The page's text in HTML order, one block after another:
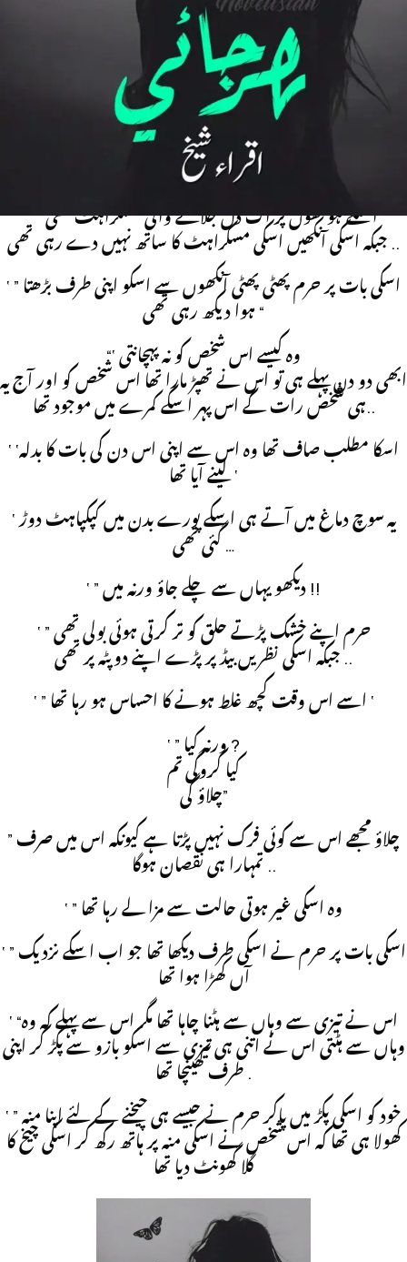
بریک لگا تھا ..
‘ ” اسکے ہونٹھوں پر اک دل جلانے والی مسکراہٹ تھی
جبکہ اسکی آنکھیں اسکی مسکراہٹ کا ساتھ نہیں دے رہی تھی ..
‘ ” اسکی بات پر حرم پھٹی پھٹی آنکھوں سے اسکو اپنی طرف بڑھتا
ہوا دیکھ رہی تھی “
“‘ وہ کیسے اس شخص کو نہ پہچانتی
ابھی دو دن پہلے ہی تو اس نے تھپڑ مارا تھا اس شخص کو اور آج یہ
ہی شخص رات کے اس پہر اسکے کمرے میں موجود تھا..
‘ ‘اسکا مطلب صاف تھا وہ اس سے اپنی اس دن کی بات کا بدلہ
لینے آیا تھا ‘
‘ یہ سوچ دماغ میں آتے ہی اسکے پورے بدن میں کپکپاہٹ دوڑ
گئی تھی …
‘ ” دیکھو یہاں سے چلے جاؤ ورنہ میں !!
‘ ” حرم اپنے خشک پڑتے حلق کو تر کرتی ہوئی بولی تھی
جبکہ اسکی نظریں بیڈ پر پڑے اپنے دوپٹہ پر تھی ..
‘ ” اسے اس وقت کچھ غلط ہونے کا احساس ہو رہا تھا ‘
‘ ” ورنہ کیا ?
کیا کروگی تم
چلاؤ گی”
” چلاؤ مجھے اس سے کوئی فرک نہیں پڑتا ہے کیونکہ اس میں صرف
تمہارا ہی نقصان ہوگا ..
‘ ” وہ اسکی غیر ہوتی حالت سے مزا لے رہا تھا
‘ ” اسکی بات پر حرم نے اسکی طرف دیکھا تھا جو اب اسکے نزدیک
آں کھڑا ہوا تھا
‘ “اس نے تیزی سے وہاں سے ہٹنا چاہا تھا مگر اس سے پہلے کہ وہ
وہاں سے ہٹتی اس نے اتنی ہی تیزی سے اسکو بازو سے پکڑ کر اپنی
طرف کھینچا تھا .
‘ ” خود کو اسکی پکڑ میں پاکر حرم نے جیسے ہی چیخنے کے لئے اپنا منہ
کھولا ہی تھا کہ اس شخص نے اسکی منہ پر ہاتھ رکھ کر اسکی چیخ کا
گلا گھونٹ دیا تھا